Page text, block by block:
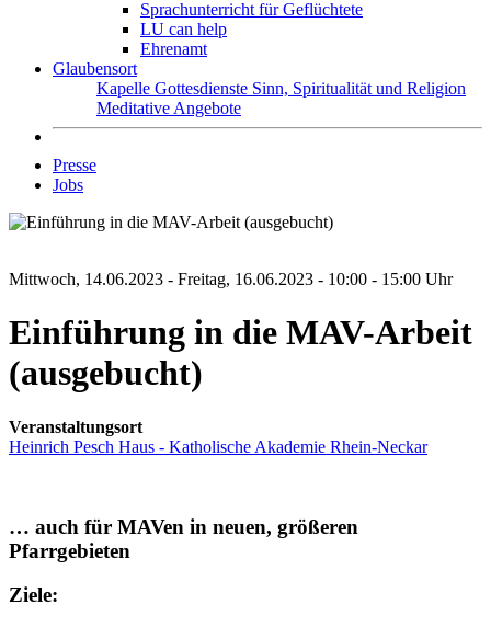
Sprachunterricht für Geflüchtete
LU can help
Ehrenamt
Glaubensort
Kapelle Gottesdienste Sinn, Spiritualität und Religion
Meditative Angebote
Presse
Jobs
Mittwoch, 14.06.2023 - Freitag, 16.06.2023 - 10:00 - 15:00 Uhr
Einführung in die MAV-Arbeit
(ausgebucht)
Veranstaltungsort
Heinrich Pesch Haus - Katholische Akademie Rhein-Neckar
… auch für MAVen in neuen, größeren
Pfarrgebieten
Ziele: